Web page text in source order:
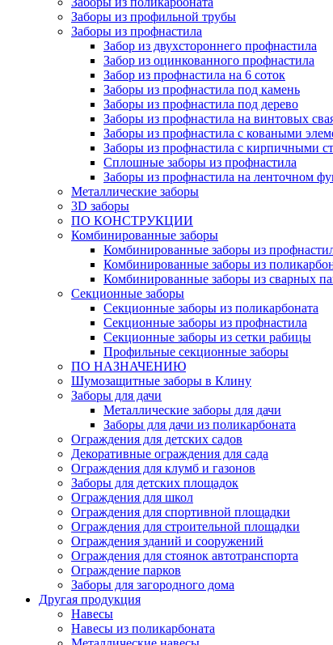
Заборы из профильной трубы
Заборы из профнастила
Забор из двухстороннего профнастила
Забор из оцинкованного профнастила
Забор из профнастила на 6 соток
Заборы из профнастила под камень
Заборы из профнастила под дерево
Заборы из профнастила на винтовых
Заборы из профнастила с коваными
Заборы из профнастила с кирпичными
Сплошные заборы из профнастила
Заборы из профнастила на ленточном
Металлические заборы
3D заборы
ПО КОНСТРУКЦИИ
Комбинированные заборы
Комбинированные заборы из
Комбинированные заборы из
Комбинированные заборы из сварных
Секционные заборы
Секционные заборы из поликарбоната
Секционные заборы из профнастила
Секционные заборы из сетки рабицы
Профильные секционные заборы
ПО НАЗНАЧЕНИЮ
Шумозащитные заборы в Клину
Заборы для дачи
Металлические заборы для дачи
Заборы для дачи из поликарбоната
Ограждения для детских садов
Декоративные ограждения для сада
Ограждения для клумб и газонов
Заборы для детских площадок
Ограждения для школ
Ограждения для спортивной площадки
Ограждения для строительной площадки
Ограждения зданий и сооружений
Ограждения для стоянок автотранспорта
Ограждение парков
Заборы для загородного дома
Другая продукция
Навесы
Навесы из поликарбоната